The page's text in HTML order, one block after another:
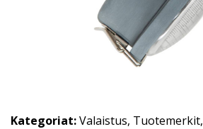
Kategoriat:Valaistus, Tuotemerkit,